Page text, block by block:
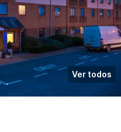
Ver todos